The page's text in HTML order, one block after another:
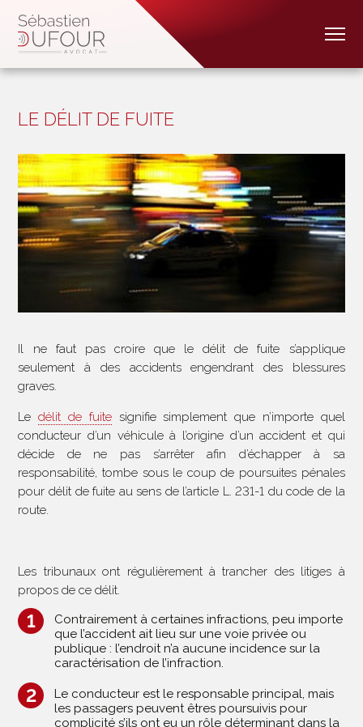
LE DÉLIT DE FUITE
Il ne faut pas croire que le délit de fuite s’applique
seulement à des accidents engendrant des blessures
graves.
Ledélit de fuitesignifie simplement que n’importe quel
conducteur d’un véhicule à l’origine d’un accident et qui
décide de ne pas s’arrêter afin d’échapper à sa
responsabilité, tombe sous le coup de poursuites pénales
pour délit de fuite au sens de l’article L. 231-1 du code de la
route.
Les tribunaux ont régulièrement à trancher des litiges à
propos de ce délit.
Contrairement à certaines infractions, peu importe
que l’accident ait lieu sur une voie privée ou
publique : l’endroit n’a aucune incidence sur la
caractérisation de l’infraction.
Le conducteur est le responsable principal, mais
les passagers peuvent êtres poursuivis pour
complicité s’ils ont eu un rôle déterminant dans la